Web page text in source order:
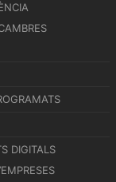
DIGITALS